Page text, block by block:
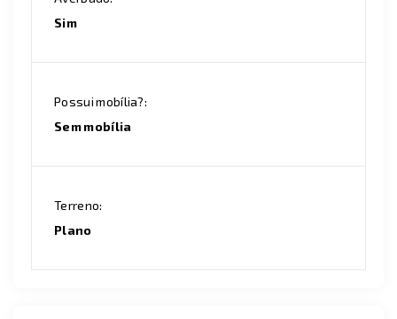
Sim
Possui mobília?:
Sem mobília
Terreno:
Plano